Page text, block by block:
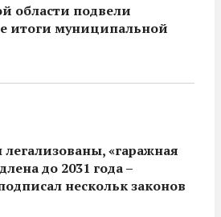
области подвели
итоги муниципальной
«гаражная
до 2031 года –
нескольк законов